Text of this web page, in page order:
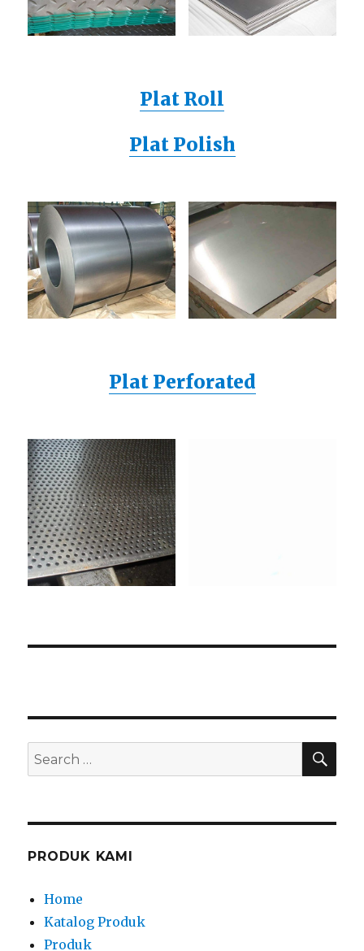
Plat Roll
Plat Polish
Plat Perforated
Search
for:
PRODUK KAMI
Home
Katalog Produk
Produk